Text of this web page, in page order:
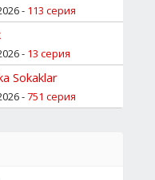
- 113 серия
- 13 серия
Sokaklar
-751 серия